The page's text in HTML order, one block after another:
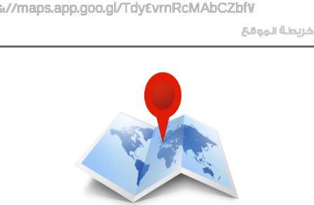
maps.app.goo.gl/Tdy4vrnRcMAbCZbf7
خريطة الموقع